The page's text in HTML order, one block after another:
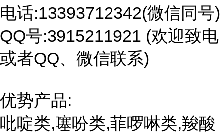
电话:13393712342(微信同号)
QQ号:3915211921 (欢迎致电
或者QQ、微信联系)
优势产品:
吡啶类,噻吩类,菲啰啉类,羧酸